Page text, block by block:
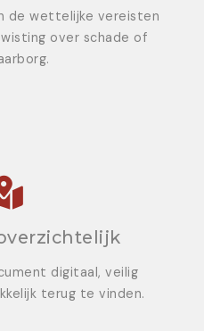
de wettelijke vereisten
over schade of
digitaal, veilig
terug te vinden.